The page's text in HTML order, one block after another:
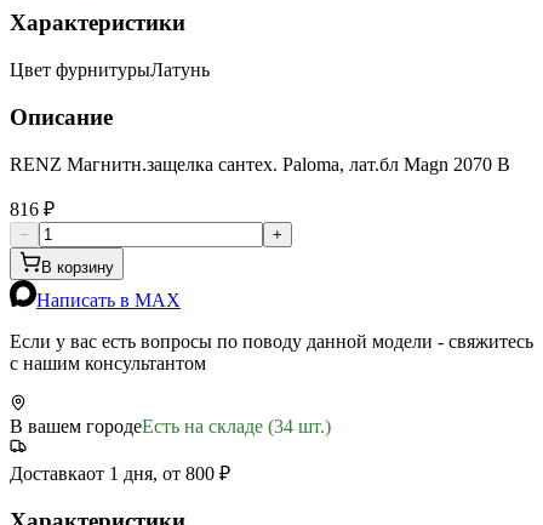
Характеристики
Цвет фурнитурыЛатунь
Описание
RENZ Магнитн.защелка сантех. Paloma, лат.бл Magn 2070 B
816 ₽
−
+
В корзину
Написать в MAX
Если у вас есть вопросы по поводу данной модели - свяжитесь
с нашим консультантом
В вашем городеЕсть на складе (34 шт.)
Доставкаот 1 дня, от 800 ₽